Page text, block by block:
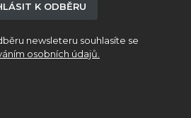
K ODBĚRU
newsleteru souhlasíte se
osobních údajů.